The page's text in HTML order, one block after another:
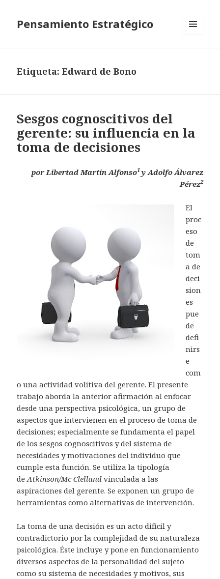
Pensamiento Estratégico
Etiqueta: Edward de Bono
Sesgos cognoscitivos del
gerente: su influencia en la
toma de decisiones
por Libertad Martín Alfonso1 y Adolfo Álvarez
Pérez2
El
proc
eso
de
tom
a de
deci
sion
es
pue
de
defi
nirs
e
com
o una actividad volitiva del gerente. El presente
trabajo aborda la anterior afirmación al enfocar
desde una perspectiva psicológica, un grupo de
aspectos que intervienen en el proceso de toma de
decisiones; especialmente se fundamenta el papel
de los sesgos cognoscitivos y del sistema de
necesidades y motivaciones del individuo que
cumple esta función. Se utiliza la tipología
deAtkinson/Mc Clelland vinculada a las
aspiraciones del gerente. Se exponen un grupo de
herramientas como alternativas de intervención.
La toma de una decisión es un acto difícil y
contradictorio por la complejidad de su naturaleza
psicológica. Éste incluye y pone en funcionamiento
diversos aspectos de la personalidad del sujeto
como su sistema de necesidades y motivos, sus